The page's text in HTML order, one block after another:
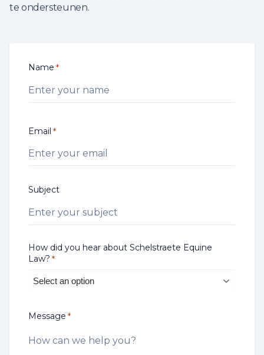
te ondersteunen.
Name *
Email *
Subject
How did you hear about Schelstraete Equine
Law? *
Message *